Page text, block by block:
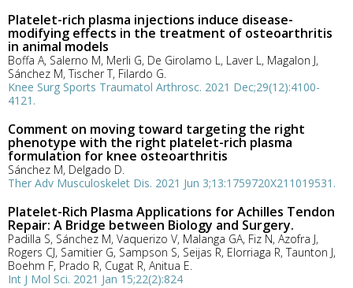
Platelet-rich plasma injections induce disease-
modifying effects in the treatment of osteoarthritis
in animal models
Boffa A, Salerno M, Merli G, De Girolamo L, Laver L, Magalon J,
Sánchez M, Tischer T, Filardo G.
Knee Surg Sports Traumatol Arthrosc. 2021 Dec;29(12):4100-
4121.
Comment on moving toward targeting the right
phenotype with the right platelet-rich plasma
formulation for knee osteoarthritis
Sánchez M, Delgado D.
Ther Adv Musculoskelet Dis. 2021 Jun 3;13:1759720X211019531.
Platelet-Rich Plasma Applications for Achilles Tendon
Repair: A Bridge between Biology and Surgery.
Padilla S, Sánchez M, Vaquerizo V, Malanga GA, Fiz N, Azofra J,
Rogers CJ, Samitier G, Sampson S, Seijas R, Elorriaga R, Taunton J,
Boehm F, Prado R, Cugat R, Anitua E.
Int J Mol Sci. 2021 Jan 15;22(2):824